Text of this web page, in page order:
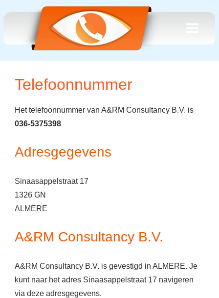
Telefoonnummer
Het telefoonnummer van A&RM Consultancy B.V. is
036-5375398
Adresgegevens
Sinaasappelstraat 17
1326 GN
ALMERE
A&RM Consultancy B.V.
A&RM Consultancy B.V. is gevestigd in ALMERE. Je
kunt naar het adres Sinaasappelstraat 17 navigeren
via deze adresgegevens.